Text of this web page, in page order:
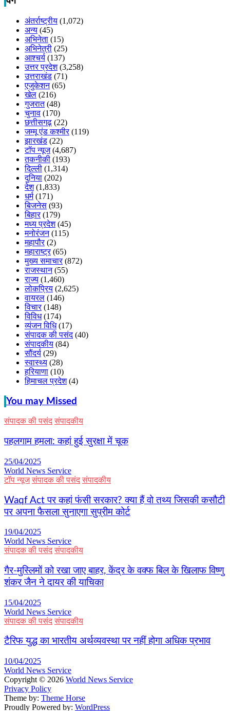
अंतर्राष्ट्रीय (1,072)
अन्य (45)
अभिनेता (15)
अभिनेत्री (25)
आश्चर्य (137)
उत्तर प्रदेश(3,258)
उत्तराखंड (71)
एजुकेशन(65)
खेल (216)
गुजरात(48)
चुनाव (170)
छत्तीसगढ़ (22)
जम्मू एंड कश्मीर(119)
झारखंड (22)
टॉप न्यूज(4,687)
तकनीकी (193)
दिल्ली (1,314)
दुनिया (202)
देश(1,833)
धर्म(171)
बिजनेस (93)
बिहार(179)
मध्य प्रदेश(45)
मनोरंजन(115)
महापौर(2)
महाराष्ट्र(65)
मुख्य समाचार(872)
राजस्थान(55)
राज्य (1,460)
लोकप्रिय (2,625)
वायरल (146)
विचार(148)
विविध(174)
व्यंजन विधि(17)
संपादक की पसंद(40)
संपादकीय (84)
सौंदर्य (29)
स्वास्थ्य (28)
हरियाणा (10)
हिमाचल प्रदेश(4)
You may Missed
संपादक की पसंद संपादकीय
पहलगाम हमला: कहां हुई सुरक्षा में चूक
25/04/2025
World News Service
टॉप न्यूज संपादक की पसंद संपादकीय
Waqf Act पर कहां फंसी सरकार? क्या हैं वो तथ्य जिसकी कसौटी
पर अपना फैसला सुनाएगा सुप्रीम कोर्ट
19/04/2025
World News Service
संपादक की पसंद संपादकीय
गैर-मुस्लिमों को रखा जाए बाहर, केंद्र के वक्फ बिल के खिलाफ विष्णु
शंकर जैन ने दायर की याचिका
15/04/2025
World News Service
संपादक की पसंद संपादकीय
टैरिफ युद्ध का भारतीय अर्थव्यवस्था पर नहीं होगा अधिक प्रभाव
10/04/2025
World News Service
Copyright © 2026 World News Service
Privacy Policy
Theme by: Theme Horse
Proudly Powered by: WordPress